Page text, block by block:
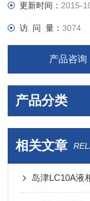
更新时间： 2015-
访 问 量：3074
产品咨询
产品分类
相关文章
岛津LC10A液